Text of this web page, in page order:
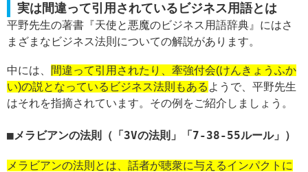
実は間違って引用されているビジネス用語とは
平野先生の著書『天使と悪魔のビジネス用語辞典』にはさ
まざまなビジネス法則についての解説があります。
中には、
間違って引用されたり、牽強付会(けんきょうふか
い)の説となっているビジネス法則もある ようで、平野先生
はそれを指摘されています。その例をご紹介しましょう。
メラビアンの法則（「3Vの法則」「7-38-55ルール」）
メラビアンの法則とは、話者が聴衆に与えるインパクトに